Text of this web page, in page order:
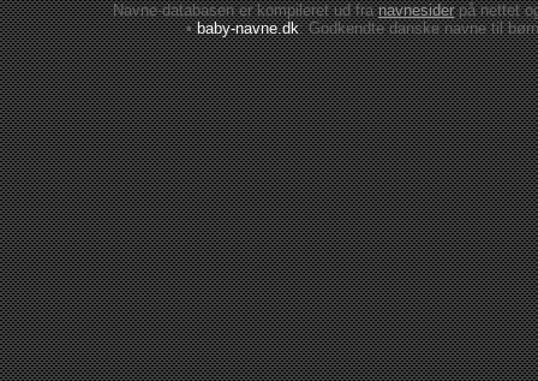
Navne-databasen er kompileret ud franavnesiderpå nettet
•baby-navne.dk: Godkendte danskenavne til børn